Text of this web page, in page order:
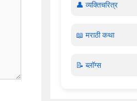
👤 व्यक्तिचरित्र
📖 मराठी कथा
📝 ब्लॉग्स